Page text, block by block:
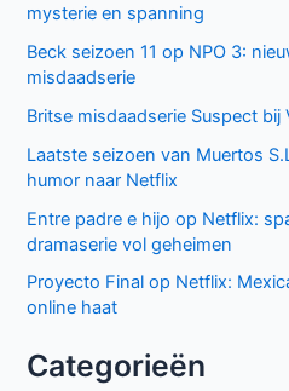
mysterie en spanning
Beck seizoen 11 op NPO 3:
misdaadserie
Britse misdaadserie Suspect bij
Laatste seizoen van Muertos
humor naar Netflix
Entre padre e hijo op Netflix:
dramaserie vol geheimen
Proyecto Final op Netflix:
online haat
Categorieën